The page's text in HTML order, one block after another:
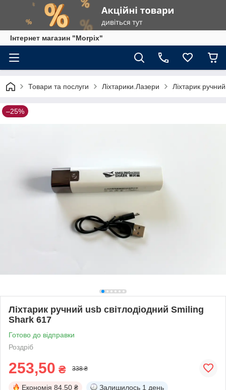
Інтернет магазин "Morpix"
Товари та послуги Ліхтарики.Лазери Ліхтарик
–25%
Ліхтарик ручний usb світлодіодний Smiling
Shark 617
Готово до відправки
Роздріб
253,50 ₴ 338 ₴
Економія 84.50 ₴ Залишилось 1 день